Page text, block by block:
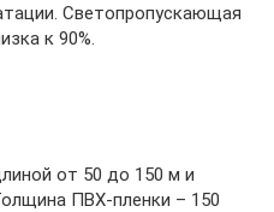
Светопропускающая
к 90%.
от 50 до 150 м и
ПВХ-пленки – 150